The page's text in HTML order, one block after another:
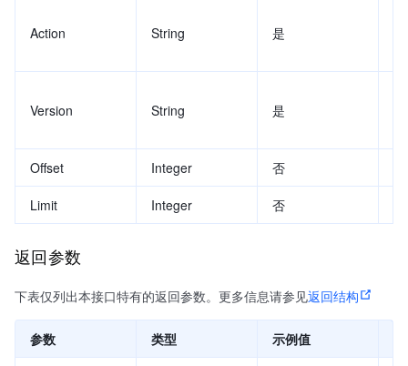
Action String 是
Version String 是
Offset Integer 否
Limit Integer 否
返回参数
下表仅列出本接口特有的返回参数。更多信息请参见返回结构
参数 类型 示例值